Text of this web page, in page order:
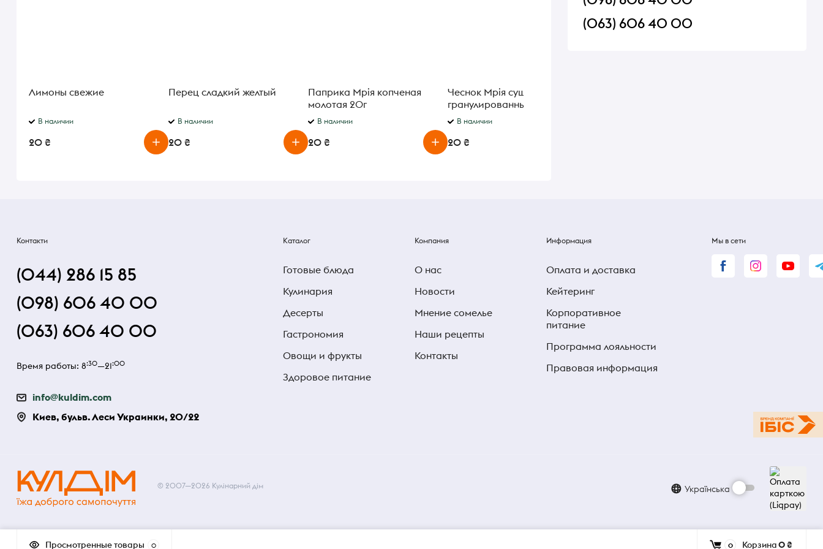
Лимоны свежие
В наличии
20 ₴
Перец сладкий желтый
В наличии
20 ₴
Паприка Мрія копченая
молотая 20г
В наличии
20 ₴
Чеснок Мрія сушеный
гранулированный 15г
В наличии
20 ₴
(063) 606 40 00
Контакти
(044) 286 15 85
(098) 606 40 00
(063) 606 40 00
Время работы: 8:30—21:00
info@kuldim.com
Киев, бульв. Леси Украинки, 20/22
Каталог
Готовые блюда
Кулинария
Десерты
Гастрономия
Овощи и фрукты
Здоровое питание
Компания
О нас
Новости
Мнение сомелье
Наши рецепты
Контакты
Информация
Оплата и доставка
Кейтеринг
Корпоративное
питание
Программа лояльности
Правовая информация
Мы в сети
© 2007—2026 Кулінарний дім Українська
Просмотренные товары 0 0 Корзина0 ₴